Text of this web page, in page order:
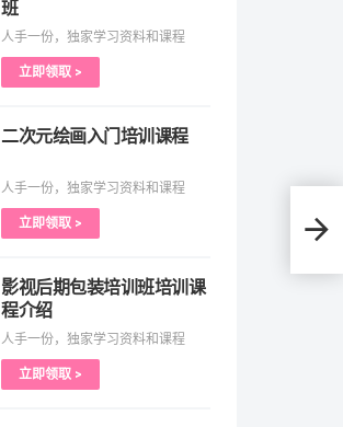
视频
班
人手一份，独家学习资料和课程
立即领取 >
二次元绘画入门培训课程
人手一份，独家学习资料和课程
立即领取 >
影视后期包装培训班培训课
程介绍
人手一份，独家学习资料和课程
立即领取 >